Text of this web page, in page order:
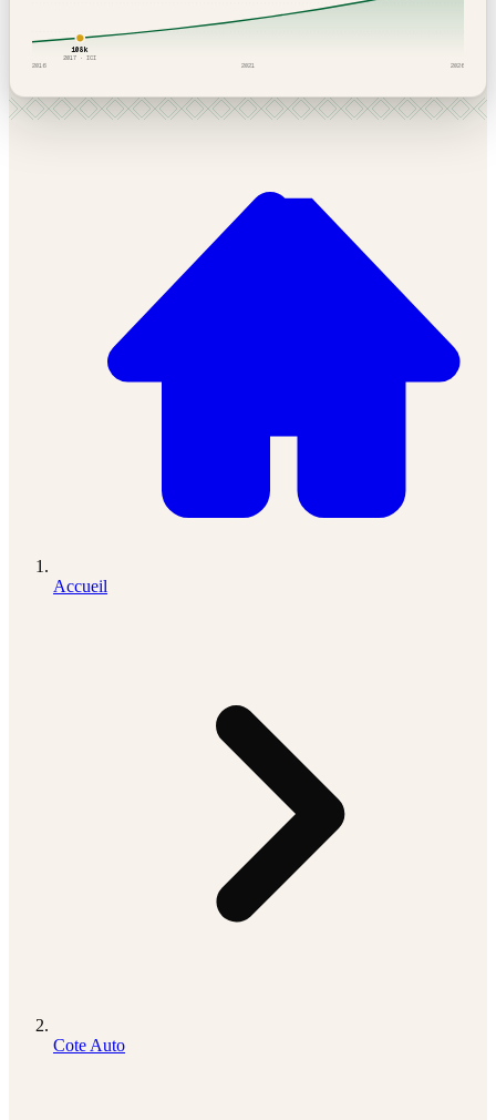
108 k
2017 · ICI
2016 2021 2026
Accueil
Cote Auto